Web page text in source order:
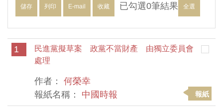
儲存 列印 E-mail 收藏 已勾選0筆結果 全選
1
民進黨擬草案 政黨不當財產 由獨立委員會
處理
作者： 何榮幸
報紙名稱： 中國時報 報紙